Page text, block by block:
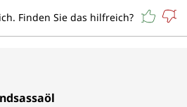
Finden Sie das hilfreich?
Sternen